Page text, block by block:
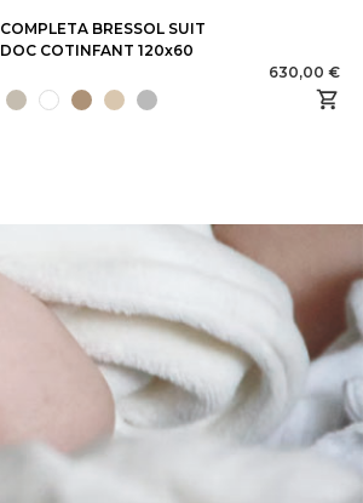
COMPLETA BRESSOL SUIT
DOC COTINFANT 120x60
630,00 €